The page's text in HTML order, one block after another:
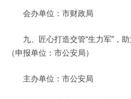
会办单位：市财政局
九、匠心打造交管“生力军”，助
（申报单位：市公安局）
主办单位：市公安局